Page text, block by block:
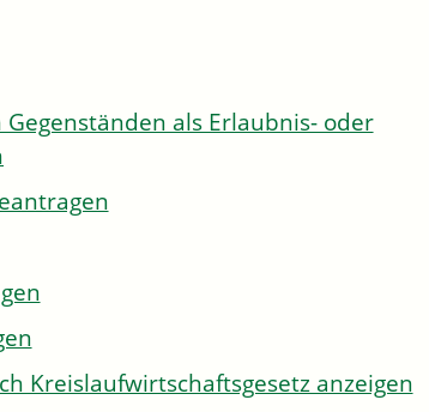
als Erlaubnis- oder
Kreislaufwirtschaftsgesetz anzeigen